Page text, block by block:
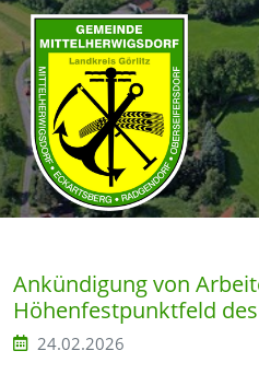
Direkt zur Hauptnavigation
Direkt zum Inhalt springen
Zur Unternavigation springen
Ankündigung von
Höhenfestpunktfeld
24.02.2026